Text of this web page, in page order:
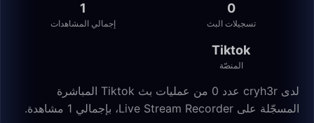
0
تسجيلات البث
1
إجمالي المشاهدات
Tiktok
المنصّة
لدى cryh3r عدد 0 من عمليات بث Tiktok المباشرة
المسجّلة على Live Stream Recorder، بإجمالي 1 مشاهدة.